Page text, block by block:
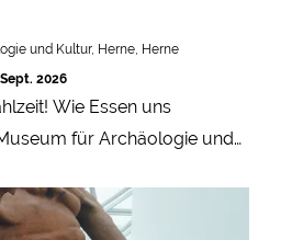
und Kultur, Herne, Herne
2026
Wie Essen uns
für Archäologie und
soziale Bedeutung.